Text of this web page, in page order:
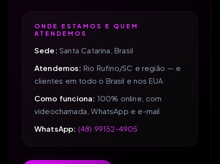
ONDE ESTAMOS E QUEM
ATENDEMOS
Sede: Santa Catarina, Brasil
Atendemos: Rio Rufino/SC e região — e
clientes em todo o Brasil e nos EUA
Como funciona: 100% online, com
videochamada, WhatsApp e e-mail
WhatsApp: (48) 99152-4905